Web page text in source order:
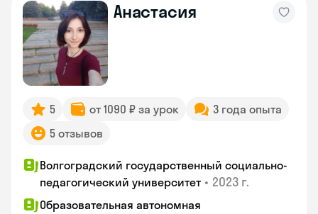
Анастасия
5 от 1090 ₽ за урок
3 года опыта
5 отзывов
Волгоградский государственный социально-
педагогический университет • 2023 г.
Образовательная автономная